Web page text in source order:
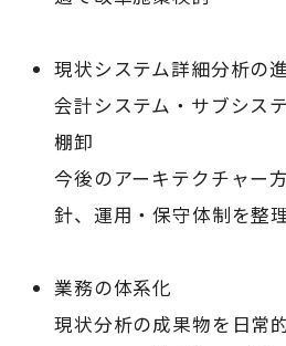
現状システム詳細分析の
会計システム・サブシス
棚卸
今後のアーキテクチャー
針、運用・保守体制を整
業務の体系化
現状分析の成果物を日常